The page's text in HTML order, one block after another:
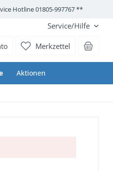
Hotline 01805-997767 **
Service/Hilfe
Merkzettel
Aktionen